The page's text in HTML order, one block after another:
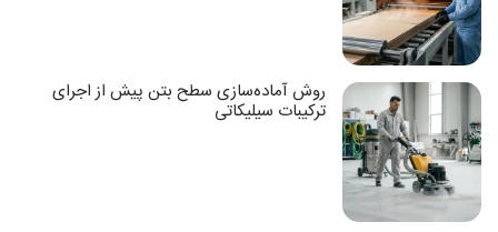
روش آماده‌سازی سطح بتن پیش از اجرای
ترکیبات سیلیکاتی